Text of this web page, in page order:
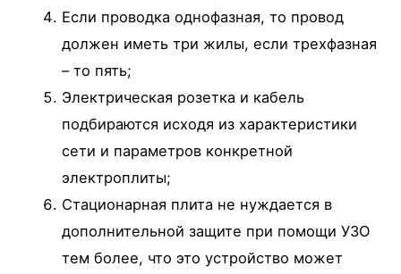
Если проводка однофазная, то провод
должен иметь три жилы, если трехфазная
– то пять;
Электрическая розетка и кабель
подбираются исходя из характеристики
сети и параметров конкретной
электроплиты;
Стационарная плита не нуждается в
дополнительной защите при помощи УЗО
тем более, что это устройство может